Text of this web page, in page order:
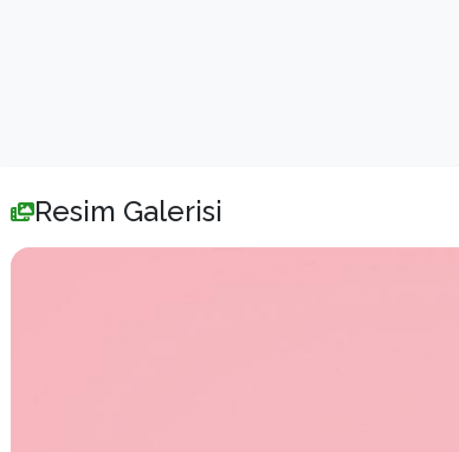
Resim Galerisi